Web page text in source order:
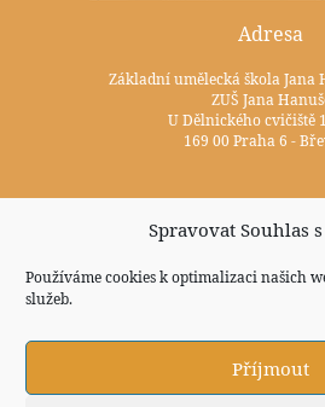
Spravovat Souhlas
Používáme cookies k optimalizaci našich
služeb.
Příjmout
Adresa
Základní umělecká škola Jana
ZUŠ Jana
U Dělnického cvičiště
169 00 Praha 6 -
Sociální sítě